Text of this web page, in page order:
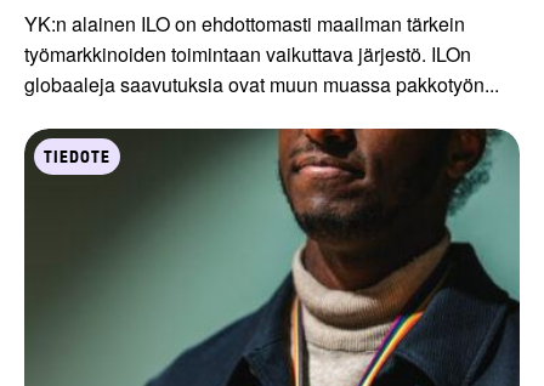
YK:n alainen ILO on ehdottomasti maailman tärkein
työmarkkinoiden toimintaan vaikuttava järjestö. ILOn
globaaleja saavutuksia ovat muun muassa pakkotyön...
TIEDOTE